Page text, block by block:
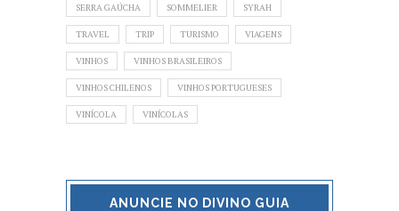
SERRA GAÚCHA SOMMELIER SYRAH
TRAVEL TRIP TURISMO VIAGENS
VINHOS VINHOS BRASILEIROS
VINHOS CHILENOS VINHOS PORTUGUESES
VINÍCOLA VINÍCOLAS
ANUNCIE NO DIVINO GUIA